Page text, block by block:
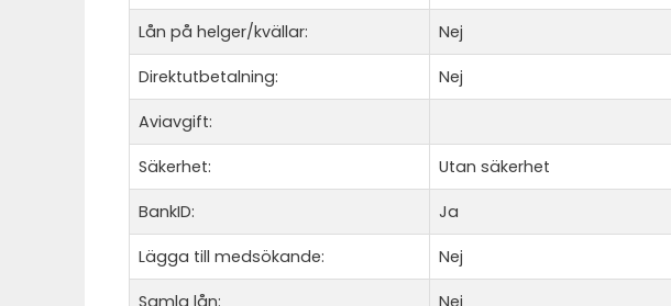
Lån på helger/kvällar: Nej
Direktutbetalning: Nej
Aviavgift:
Säkerhet: Utan säkerhet
BankID: Ja
Lägga till medsökande: Nej